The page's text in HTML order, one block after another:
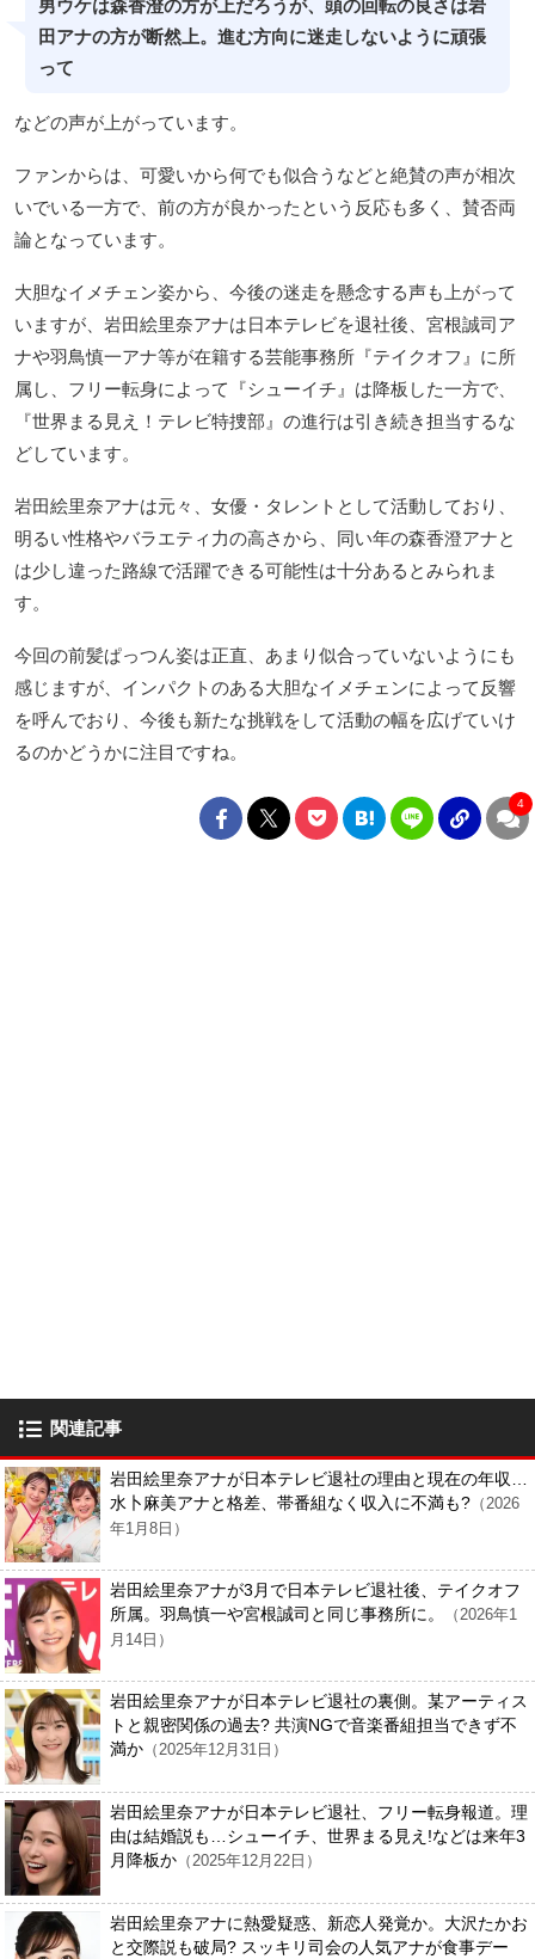
男ウケは森香澄の方が上だろうが、頭の回転の良さは岩
田アナの方が断然上。進む方向に迷走しないように頑張
って
などの声が上がっています。
ファンからは、可愛いから何でも似合うなどと絶賛の声が相次
いでいる一方で、前の方が良かったという反応も多く、賛否両
論となっています。
大胆なイメチェン姿から、今後の迷走を懸念する声も上がって
いますが、岩田絵里奈アナは日本テレビを退社後、宮根誠司ア
ナや羽鳥慎一アナ等が在籍する芸能事務所『テイクオフ』に所
属し、フリー転身によって『シューイチ』は降板した一方で、
『世界まる見え！テレビ特捜部』の進行は引き続き担当するな
どしています。
岩田絵里奈アナは元々、女優・タレントとして活動しており、
明るい性格やバラエティ力の高さから、同い年の森香澄アナと
は少し違った路線で活躍できる可能性は十分あるとみられま
す。
今回の前髪ぱっつん姿は正直、あまり似合っていないようにも
感じますが、インパクトのある大胆なイメチェンによって反響
を呼んでおり、今後も新たな挑戦をして活動の幅を広げていけ
るのかどうかに注目ですね。
4
関連記事
岩田絵里奈アナが日本テレビ退社の理由と現在の年収…
水卜麻美アナと格差、帯番組なく収入に不満も? （2026
年1月8日）
岩田絵里奈アナが3月で日本テレビ退社後、テイクオフ
所属。羽鳥慎一や宮根誠司と同じ事務所に。
（2026年1
月14日）
岩田絵里奈アナが日本テレビ退社の裏側。某アーティス
トと親密関係の過去? 共演NGで音楽番組担当できず不
満か （2025年12月31日）
岩田絵里奈アナが日本テレビ退社、フリー転身報道。理
由は結婚説も…シューイチ、世界まる見え!などは来年3
月降板か （2025年12月22日）
岩田絵里奈アナに熱愛疑惑、新恋人発覚か。大沢たかお
と交際説も破局? スッキリ司会の人気アナが食事デー